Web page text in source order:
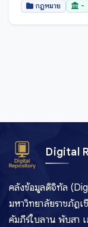
บึงกาฬ
ปัตตานี
พะเยา
พังงา
พัทลุง
พิจิตร
กฎหมาย -
Digital
คลังข้อมูลดิจิทัล
มหาวิทยาลัยราชภัฏ
คัมภีร์ใบลาน พับสา